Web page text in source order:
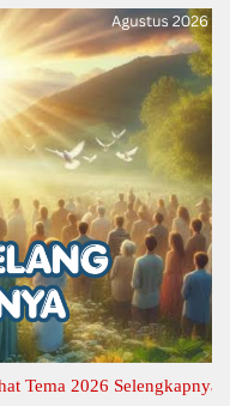
2026 Selengkapnya